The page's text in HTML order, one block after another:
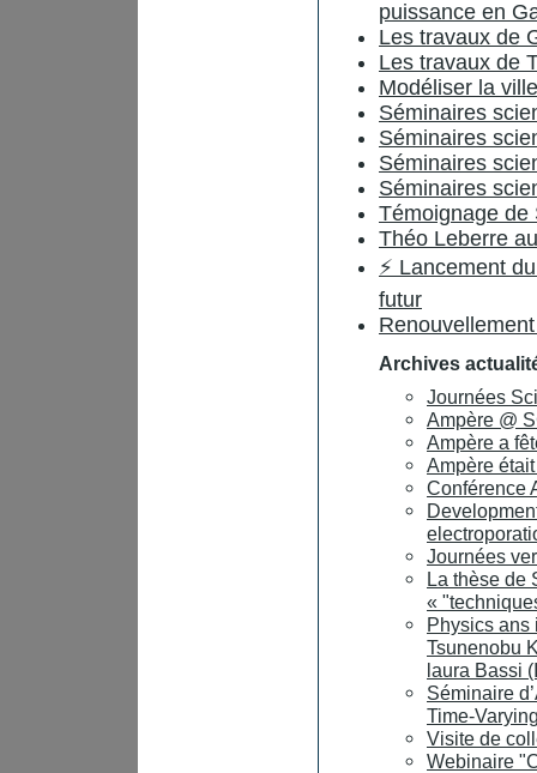
puissance en
Les travaux de
Les travaux de
Modéliser la
Séminaires
Séminaires
Séminaires
Séminaires
Témoignage de
Théo Leberre
⚡ Lancement
futur
Archives
Journées
Ampère @
Ampère a
Ampère
Conférence
Journées
La thèse de
«
Physics ans
Tsunenobu
laura Bassi
Séminaire
Time-
Visite de
Webinaire